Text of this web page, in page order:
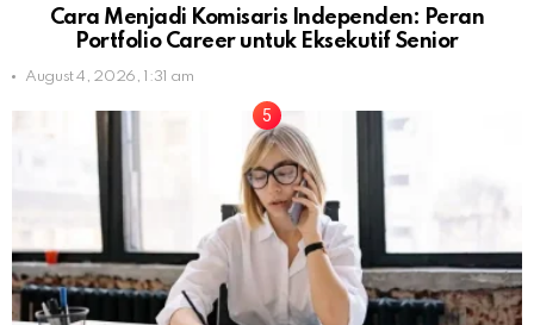
Cara Menjadi Komisaris Independen: Peran
Portfolio Career untuk Eksekutif Senior
August 4, 2026, 1:31 am